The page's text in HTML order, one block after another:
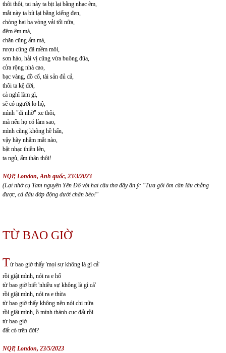
thôi thôi, tai này ta bịt lại bằng nhạc êm,
mắt này ta bít lại bằng kiếng đen,
chòng hai ba vòng vải tối nữa,
đệm êm mà,
chăn cũng ấm mà,
rượu cũng đã mềm môi,
sơn hào, hải vị cũng vừa buông đũa,
cửa rộng nhà cao,
bạc vàng, đồ cổ, tài sản đủ cả,
thôi ta kệ đời,
cả nghĩ làm gì,
sẽ có người lo hộ,
mình "đi nhờ" xe thôi,
mà nếu họ có làm sao,
mình cũng không hề hấn,
vậy hãy nhắm mắt nào,
bật nhạc thiền lên,
ta ngủ, ấm thân thôi!
NQP, London, Anh quốc, 23/3/2023
(Lại nhớcụ Tam nguyên Yên Đổvới hai câu thơ đầyẩn ý: "Tựa gối ôm cần lâu chẳng
được, cá đâu đớp động dưới chân bèo!"
TỪ BAO GIỜ
Từ bao giờ thấy 'mọi sự không là gì cả'
rồi giật mình, nói ra e hố
từ bao giờ biết 'nhiều sự không là gì cả'
rồi giật mình, nói ra e thừa
từ bao giờ thấy không nên nói chi nữa
rồi giật mình, ồ mình thành cục đất rồi
từ bao giờ
đất có trên đời?
NQP, London, 23/5/2023